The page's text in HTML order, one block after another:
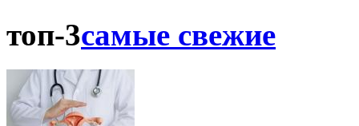
топ-3самые свежие